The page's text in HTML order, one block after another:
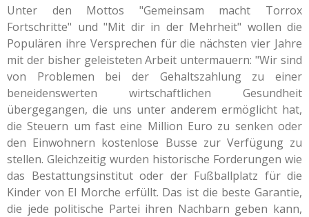
Unter den Mottos "Gemeinsam macht Torrox
Fortschritte" und "Mit dir in der Mehrheit" wollen die
Populären ihre Versprechen für die nächsten vier Jahre
mit der bisher geleisteten Arbeit untermauern: "Wir sind
von Problemen bei der Gehaltszahlung zu einer
beneidenswerten wirtschaftlichen Gesundheit
übergegangen, die uns unter anderem ermöglicht hat,
die Steuern um fast eine Million Euro zu senken oder
den Einwohnern kostenlose Busse zur Verfügung zu
stellen. Gleichzeitig wurden historische Forderungen wie
das Bestattungsinstitut oder der Fußballplatz für die
Kinder von El Morche erfüllt. Das ist die beste Garantie,
die jede politische Partei ihren Nachbarn geben kann,